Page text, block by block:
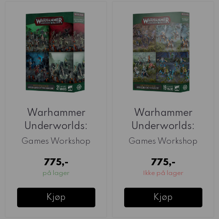
Warhammer
Underworlds:
Revenants Of The
Games Workshop
775,-
på lager
Kjøp
Warhammer
Underworlds:
Seekers In Shadow
Games Workshop
775,-
Ikke på lager
Kjøp